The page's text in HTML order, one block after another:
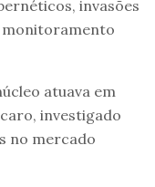
invasões
monitoramento
atuava em
investigado
no mercado